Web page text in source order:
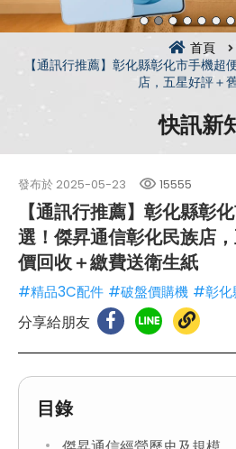
首頁
【通訊行推薦】彰化縣彰化市手機
店，五星好評＋
快訊新
發布於 2025-05-23 15555
【通訊行推薦】彰化縣彰
選！傑昇通信彰化民族店
價回收＋繳費送衛生紙
#精品3C配件 #破盤價購機 #彰化
分享給朋友
目錄